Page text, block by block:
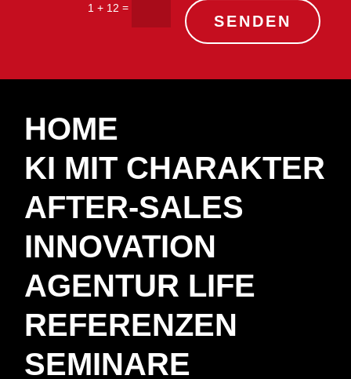
1 + 12 =
SENDEN
HOME
KI MIT CHARAKTER
AFTER-SALES
INNOVATION
AGENTUR LIFE
REFERENZEN
SEMINARE